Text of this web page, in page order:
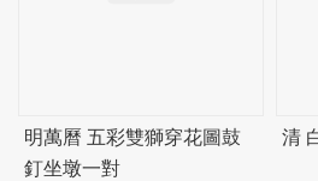
明萬曆 五彩雙獅穿花圖鼓
釘坐墩一對
清